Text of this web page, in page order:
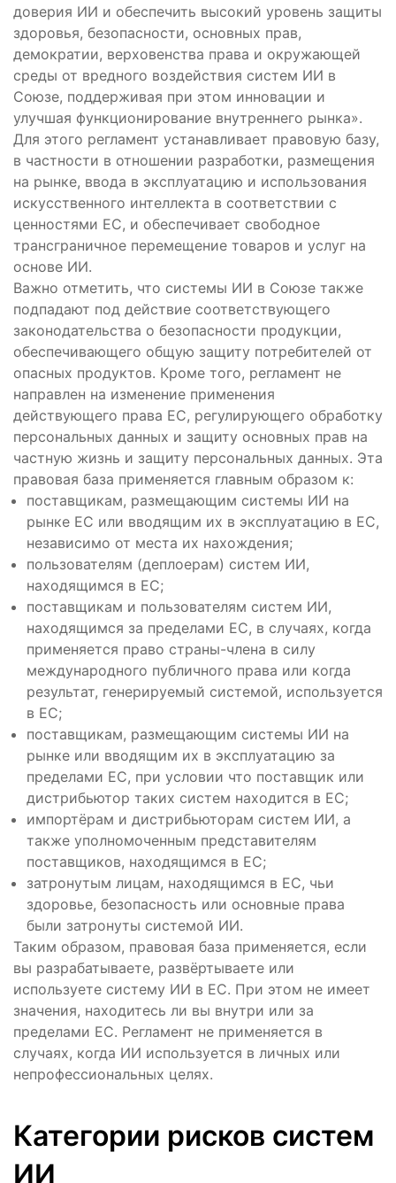
доверия ИИ и обеспечить высокий уровень защиты
здоровья, безопасности, основных прав,
демократии, верховенства права и окружающей
среды от вредного воздействия систем ИИ в
Союзе, поддерживая при этом инновации и
улучшая функционирование внутреннего рынка».
Для этого регламент устанавливает правовую базу,
в частности в отношении разработки, размещения
на рынке, ввода в эксплуатацию и использования
искусственного интеллекта в соответствии с
ценностями ЕС, и обеспечивает свободное
трансграничное перемещение товаров и услуг на
основе ИИ.
Важно отметить, что системы ИИ в Союзе также
подпадают под действие соответствующего
законодательства о безопасности продукции,
обеспечивающего общую защиту потребителей от
опасных продуктов. Кроме того, регламент не
направлен на изменение применения
действующего права ЕС, регулирующего обработку
персональных данных и защиту основных прав на
частную жизнь и защиту персональных данных. Эта
правовая база применяется главным образом к:
поставщикам, размещающим системы ИИ на
рынке ЕС или вводящим их в эксплуатацию в ЕС,
независимо от места их нахождения;
пользователям (деплоерам) систем ИИ,
находящимся в ЕС;
поставщикам и пользователям систем ИИ,
находящимся за пределами ЕС, в случаях, когда
применяется право страны-члена в силу
международного публичного права или когда
результат, генерируемый системой, используется
в ЕС;
поставщикам, размещающим системы ИИ на
рынке или вводящим их в эксплуатацию за
пределами ЕС, при условии что поставщик или
дистрибьютор таких систем находится в ЕС;
импортёрам и дистрибьюторам систем ИИ, а
также уполномоченным представителям
поставщиков, находящимся в ЕС;
затронутым лицам, находящимся в ЕС, чьи
здоровье, безопасность или основные права
были затронуты системой ИИ.
Таким образом, правовая база применяется, если
вы разрабатываете, развёртываете или
используете систему ИИ в ЕС. При этом не имеет
значения, находитесь ли вы внутри или за
пределами ЕС. Регламент не применяется в
случаях, когда ИИ используется в личных или
непрофессиональных целях.
Категории рисков систем
ИИ